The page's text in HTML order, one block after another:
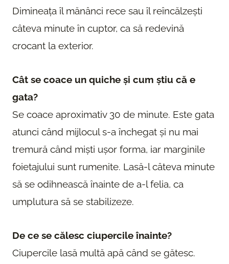
Dimineața îl mănânci rece sau îl reîncălzești
câteva minute în cuptor, ca să redevină
crocant la exterior.
Cât se coace un quiche și cum știu că e
gata?
Se coace aproximativ 30 de minute. Este gata
atunci când mijlocul s-a închegat și nu mai
tremură când miști ușor forma, iar marginile
foietajului sunt rumenite. Lasă-l câteva minute
să se odihnească înainte de a-l felia, ca
umplutura să se stabilizeze.
De ce se călesc ciupercile înainte?
Ciupercile lasă multă apă când se gătesc.